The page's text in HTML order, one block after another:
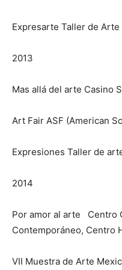
Expresarte Taller de
2013
Mas allá del arte Casino
Art Fair ASF (American
Expresiones Taller de
2014
Por amor al arte Centro
Contemporáneo, Centro
VII Muestra de Arte